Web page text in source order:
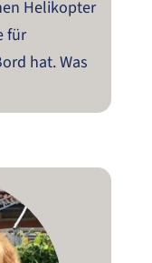
Helikopter
für
hat. Was